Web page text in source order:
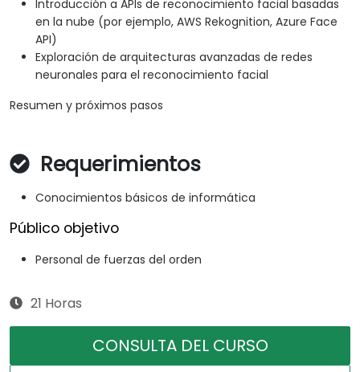
Introducción a APIs de reconocimiento facial basadas
en la nube (por ejemplo, AWS Rekognition, Azure Face
API)
Exploración de arquitecturas avanzadas de redes
neuronales para el reconocimiento facial
Resumen y próximos pasos
Requerimientos
Conocimientos básicos de informática
Público objetivo
Personal de fuerzas del orden
21 Horas
CONSULTA DEL CURSO